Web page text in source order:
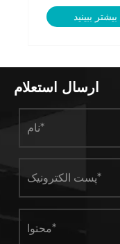
ارسال استعلام